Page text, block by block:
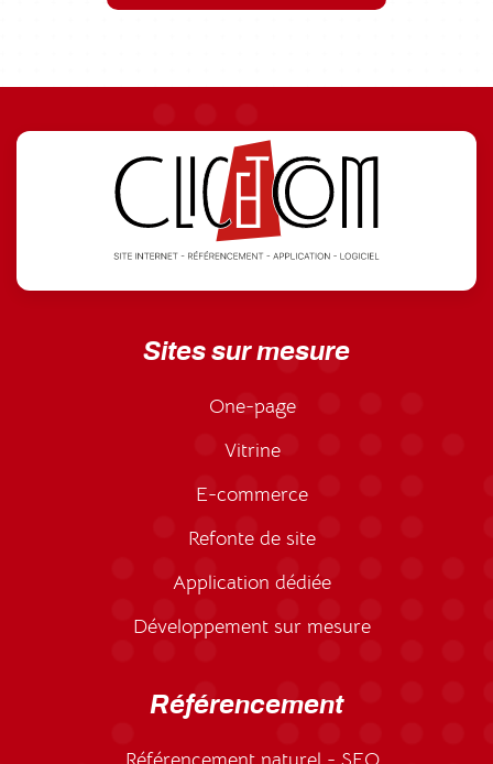
Sites sur mesure
One-page
Vitrine
E-commerce
Refonte de site
Application dédiée
Développement sur mesure
Référencement